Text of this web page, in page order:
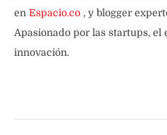
en Espacio.co , y blogger
Apasionado por las startups,
innovación.